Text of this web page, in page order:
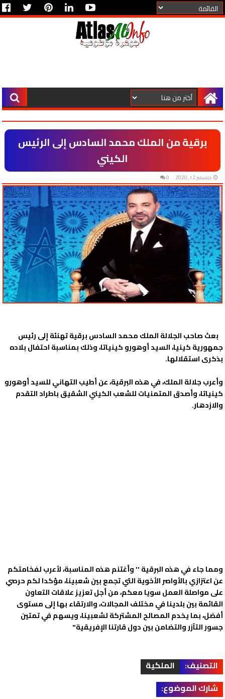
برقية من الملك محمد السادس إلى الرئيس
الكيني
ديسمبر 12, 2020 0
بعث صاحب الجلالة الملك محمد السادس برقية تهنئة إلى رئيس
جمهورية كينيا، السيد أوهورو كينياتا، وذلك بمناسبة احتفال بلاده
بذكرى استقلالها.
وأعرب جلالة الملك، في هذه البرقية، عن أطيب التهاني للسيد أوهورو
كينياتا، وأصدق المتمنيات للشعب الكيني الشقيق باطراد التقدم
والازدهار.
ومما جاء في هذه البرقية '' وأغتنم هذه المناسبة، لأعرب لفخامتكم
عن اعتزازي بالأواصر الأخوية التي تجمع بين شعبينا، مؤكدا لكم حرصي
على مواصلة العمل سويا معكم، من أجل تعزيز علاقات التعاون
القائمة بين بلدينا في مختلف المجالات، والارتقاء بها إلى مستوى
أفضل، بما يخدم المصالح المشتركة لشعبينا، ويسهم في تمتين
جسور التآزر والتضامن بين دول قارتنا الإفريقية"
التصنيف:
الملكية
شارك الموضوع: